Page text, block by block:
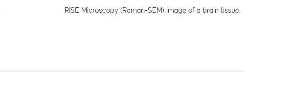
RISE Microscopy (Raman-SEM) image of a brain tissue.